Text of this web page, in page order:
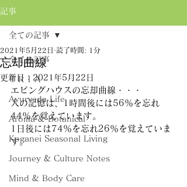
記事
全ての記事
ＴＲＩＡ
Ayurveda Life
Aroma & Botanical
Koganei Seasonal Living
Journey & Culture Notes
Mind & Body Care
全ての記事
忘却曲線
2021年5月22日 読了時間: 1分
更新日： 2021年5月22日
エビングハウスの忘却曲線・・・
人の記憶は、1時間後には56％を忘れ
44％を覚えています。
1日後には74％を忘れ26％を覚えていま
す。